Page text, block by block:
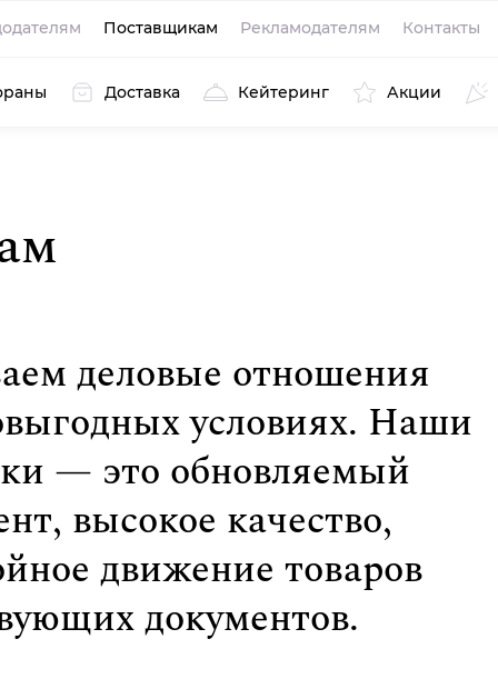
Поставщикам Рекламодателям Контакты
Доставка Кейтеринг Акции
деловые отно­шения
условиях. Наши
— это обновляемый
высокое качество,
движение това­ров
документов.